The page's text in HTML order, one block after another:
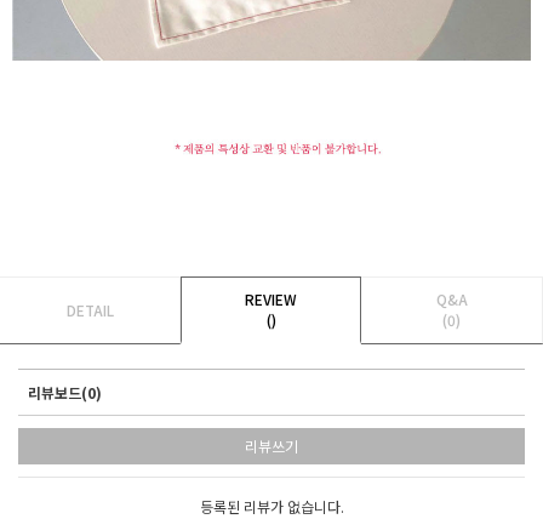
DETAIL
REVIEW
()
Q&A
(0)
리뷰보드(0)
리뷰쓰기
등록된 리뷰가 없습니다.